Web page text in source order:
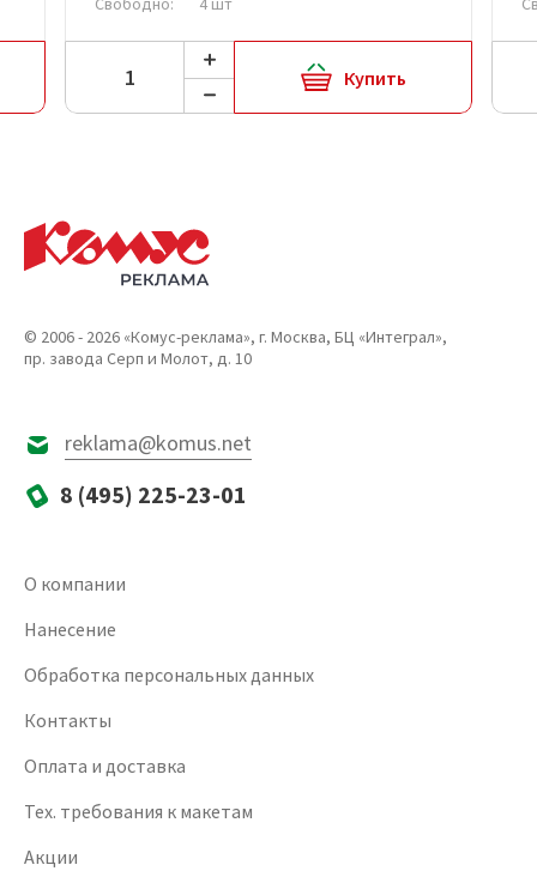
Купить
© 2006 - 2026 «Комус-реклама», г. Москва, БЦ «Интеграл»,
пр. завода Серп и Молот, д. 10
reklama@komus.net
8 (495) 225-23-01
О компании
Нанесение
Обработка персональных данных
Контакты
Оплата и доставка
Тех. требования к макетам
Акции